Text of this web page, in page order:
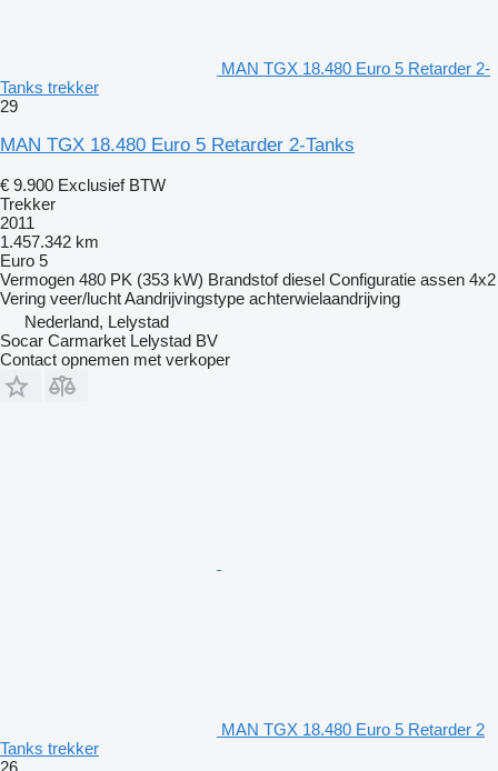
MAN TGX 18.480 Euro 5 Retarder 2-
Tanks trekker
29
MAN TGX 18.480 Euro 5 Retarder 2-Tanks
€ 9.900 Exclusief BTW
Trekker
2011
1.457.342 km
Euro 5
Vermogen 480 PK (353 kW) Brandstof diesel Configuratie assen 4x2
Vering veer/luchtAandrijvingstype achterwielaandrijving
Nederland, Lelystad
Socar Carmarket Lelystad BV
Contact opnemen met verkoper
MAN TGX 18.480 Euro 5 Retarder 2
Tanks trekker